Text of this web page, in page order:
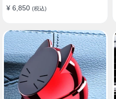
¥ 6,850 (税込)